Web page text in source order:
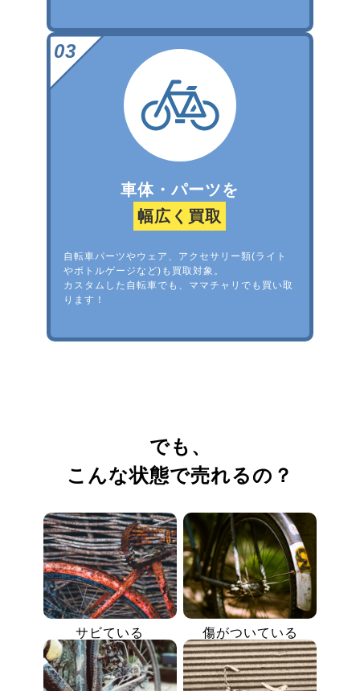
車体・パーツを
幅広く買取
自転車パーツやウェア、アクセサリー類(ライト
やボトルゲージなど)も買取対象。
カスタムした自転車でも、ママチャリでも買い取
ります！
でも、
こんな状態で売れるの？
サビている 傷がついている